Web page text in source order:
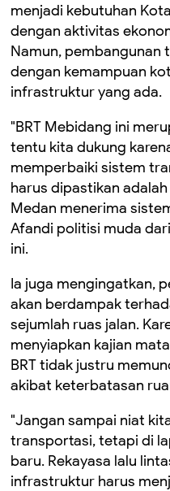
menjadi kebutuhan
dengan aktivitas
Namun, pembangunan
dengan kemampuan
infrastruktur yang ada.
"BRT Mebidang ini
tentu kita dukung
memperbaiki sistem
harus dipastikan
Medan menerima
Afandi politisi muda
ini.
Ia juga mengingatkan,
akan berdampak
sejumlah ruas jalan.
menyiapkan kajian
BRT tidak justru
akibat keterbatasan
"Jangan sampai niat
transportasi, tetapi di
baru. Rekayasa lalu
infrastruktur harus